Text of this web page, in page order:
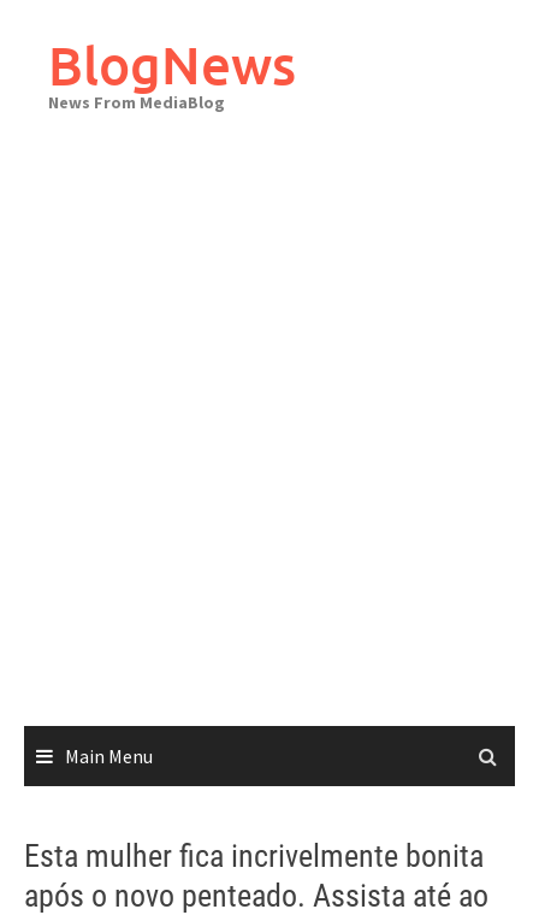
contentBlogNews
News From MediaBlog
Main Menu
Esta mulher fica incrivelmente bonita
após o novo penteado. Assista até ao